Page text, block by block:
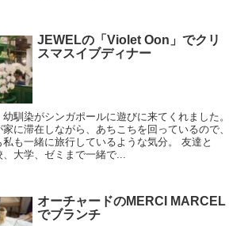
JEWELの「Violet Oon」でクリ
スマスイブディナー
馴染がシンガポールに遊びに来てくれました。
に滞在しながら、あちこちを回っているので、
も一緒に旅行しているような気分。 友達と
大学、ゼミまで一緒で...
オーチャードのMERCI MARCEL
でブランチ